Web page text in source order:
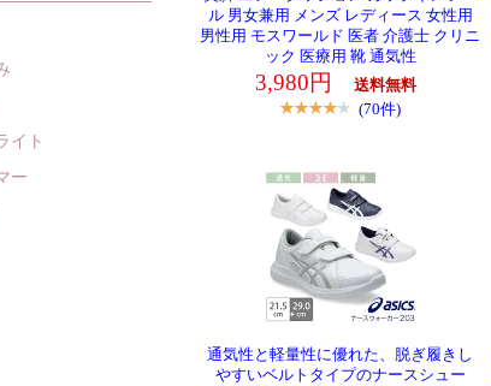
ル 男女兼用 メンズ レディース 女性用
男性用 モスワールド 医者 介護士 クリニ
ック 医療用 靴 通気性
3,980円 送料無料
(70件)
通気性と軽量性に優れた、脱ぎ履きし
やすいベルトタイプのナースシュー